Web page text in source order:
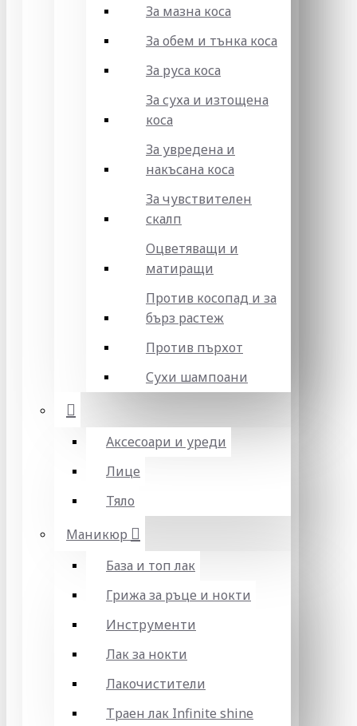
За мазна коса
За обем и тънка коса
За руса коса
За суха и изтощена
коса
За увредена и
накъсана коса
За чувствителен
скалп
Оцветяващи и
матиращи
Против косопад и за
бърз растеж
Против пърхот
Сухи шампоани
Аксесоари и уреди
Лице
Тяло
Маникюр
База и топ лак
Грижа за ръце и нокти
Инструменти
Лак за нокти
Лакочистители
Траен лак Infinite shine